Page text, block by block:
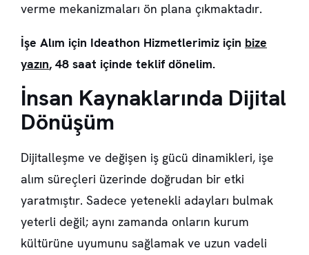
verme mekanizmaları ön plana çıkmaktadır.
İşe Alım için Ideathon Hizmetlerimiz için bize
yazın, 48 saat içinde teklif dönelim.
İnsan Kaynaklarında Dijital
Dönüşüm
Dijitalleşme ve değişen iş gücü dinamikleri, işe
alım süreçleri üzerinde doğrudan bir etki
yaratmıştır. Sadece yetenekli adayları bulmak
yeterli değil; aynı zamanda onların kurum
kültürüne uyumunu sağlamak ve uzun vadeli